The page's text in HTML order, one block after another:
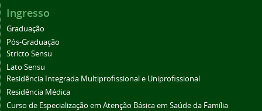
Ingresso
Graduação
Pós-Graduação
Stricto Sensu
Lato Sensu
Residência Integrada Multiprofissional e Uniprofissional
Residência Médica
Curso de Especialização em Atenção Básica em Saúde da Família